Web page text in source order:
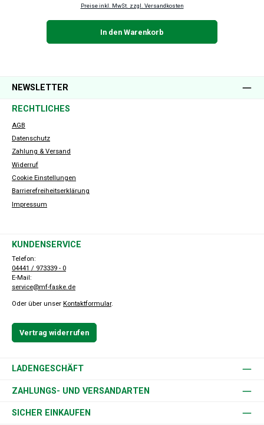
Preise inkl. MwSt. zzgl. Versandkosten
In den Warenkorb
NEWSLETTER
RECHTLICHES
AGB
Datenschutz
Zahlung & Versand
Widerruf
Cookie Einstellungen
Barrierefreiheitserklärung
Impressum
KUNDENSERVICE
Telefon:
04441 / 973339 - 0
E-Mail:
service@mf-faske.de
Oder über unser Kontaktformular.
Vertrag widerrufen
LADENGESCHÄFT
ZAHLUNGS- UND VERSANDARTEN
SICHER EINKAUFEN